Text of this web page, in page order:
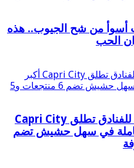
أسوأ من شح الجيوب.. هذه
الحب
مجموعة بيك الباتروس للفنادق تطلق Capri City
في سهل حشيش تضم